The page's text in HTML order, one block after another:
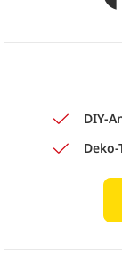
DIY-